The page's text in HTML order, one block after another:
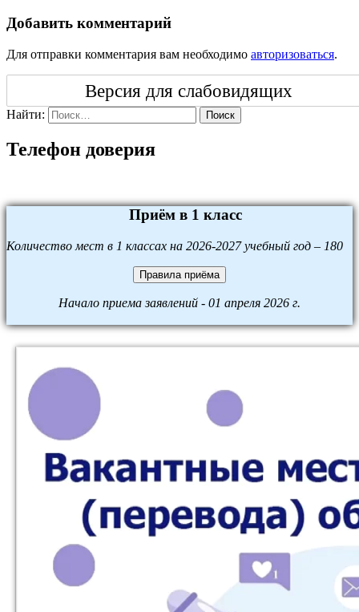
Добавить комментарий
Для отправки комментария вам необходимо авторизоваться.
Версия для слабовидящих
Найти: Поиск
Телефон доверия
Приём в 1 класс
Количество мест в 1 классах на 2026-2027 учебный год – 180
Правила приёма
Начало приема заявлений - 01 апреля 2026 г.